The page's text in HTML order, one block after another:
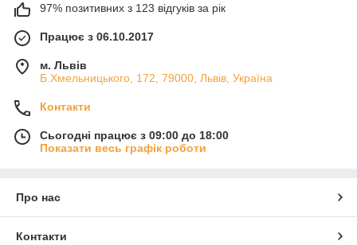
97% позитивних з 123 відгуків за рік
Працює з 06.10.2017
м. Львів
Б.Хмельницького, 172, 79000, Львів, Україна
Контакти
Сьогодні працює з 09:00 до 18:00
Показати весь графік роботи
Про нас
Контакти